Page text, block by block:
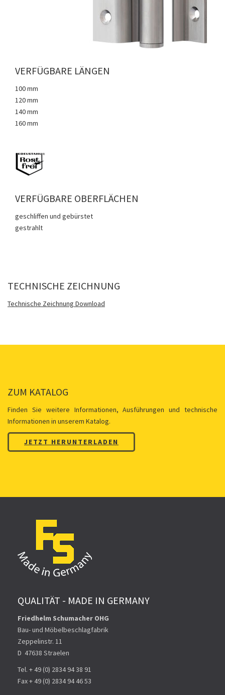
VERFÜGBARE LÄNGEN
100 mm
120 mm
140 mm
160 mm
VERFÜGBARE OBERFLÄCHEN
geschliffen und gebürstet
gestrahlt
TECHNISCHE ZEICHNUNG
Technische Zeichnung Download
ZUM KATALOG
Finden Sie weitere Informationen, Ausführungen und technische
Informationen in unserem Katalog.
JETZT HERUNTERLADEN
QUALITÄT - MADE IN GERMANY
Friedhelm Schumacher OHG
Bau- und Möbelbeschlagfabrik
Zeppelinstr. 11
D ­ 47638 Straelen
Tel. + 49 (0) 2834 94 38 91
Fax + 49 (0) 2834 94 46 53